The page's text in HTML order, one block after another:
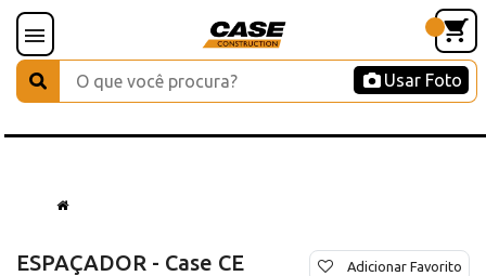
Usar Foto
ESPAÇADOR - Case CE Adicionar Favorito